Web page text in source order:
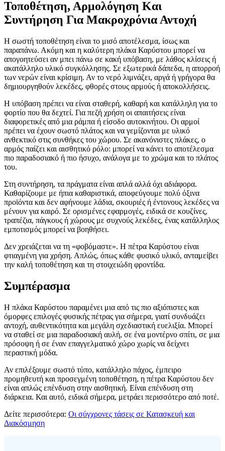
Τοποθέτηση, Αρμολόγηση Και
Συντήρηση Για Μακροχρόνια Αντοχή
Η σωστή τοποθέτηση είναι το μισό αποτέλεσμα, ίσως και
παραπάνω. Ακόμη και η καλύτερη πλάκα Καρύστου μπορεί να
απογοητεύσει αν μπει πάνω σε κακή υπόβαση, με λάθος κλίσεις ή
ακατάλληλο υλικό συγκόλλησης. Σε εξωτερικά δάπεδα, η απορροή
των νερών είναι κρίσιμη. Αν το νερό λιμνάζει, αργά ή γρήγορα θα
δημιουργηθούν λεκέδες, φθορές στους αρμούς ή αποκολλήσεις.
Η υπόβαση πρέπει να είναι σταθερή, καθαρή και κατάλληλη για το
φορτίο που θα δεχτεί. Για πεζή χρήση οι απαιτήσεις είναι
διαφορετικές από μια ράμπα ή είσοδο αυτοκινήτου. Οι αρμοί
πρέπει να έχουν σωστό πλάτος και να γεμίζονται με υλικό
ανθεκτικό στις συνθήκες του χώρου. Σε ακανόνιστες πλάκες, ο
αρμός παίζει και αισθητικό ρόλο: μπορεί να κάνει το αποτέλεσμα
πιο παραδοσιακό ή πιο ήσυχο, ανάλογα με το χρώμα και το πλάτος
του.
Στη συντήρηση, τα πράγματα είναι απλά αλλά όχι αδιάφορα.
Καθαρίζουμε με ήπια καθαριστικά, αποφεύγουμε πολύ όξινα
προϊόντα και δεν αφήνουμε λάδια, σκουριές ή έντονους λεκέδες να
μένουν για καιρό. Σε ορισμένες εφαρμογές, ειδικά σε κουζίνες,
τραπέζια, πάγκους ή χώρους με συχνούς λεκέδες, ένας κατάλληλος
εμποτισμός μπορεί να βοηθήσει.
Δεν χρειάζεται να τη «φοβόμαστε». Η πέτρα Καρύστου είναι
φτιαγμένη για χρήση. Απλώς, όπως κάθε φυσικό υλικό, ανταμείβει
την καλή τοποθέτηση και τη στοιχειώδη φροντίδα.
Συμπέρασμα
Η πλάκα Καρύστου παραμένει μια από τις πιο αξιόπιστες και
όμορφες επιλογές φυσικής πέτρας για σήμερα, γιατί συνδυάζει
αντοχή, αυθεντικότητα και μεγάλη σχεδιαστική ευελιξία. Μπορεί
να σταθεί σε μια παραδοσιακή αυλή, σε ένα μοντέρνο σπίτι, σε μια
πρόσοψη ή σε έναν επαγγελματικό χώρο χωρίς να δείχνει
περαστική μόδα.
Αν επιλέξουμε σωστό τύπο, κατάλληλο πάχος, έμπειρο
προμηθευτή και προσεγμένη τοποθέτηση, η πέτρα Καρύστου δεν
είναι απλώς επένδυση στην αισθητική. Είναι επένδυση στη
διάρκεια. Και αυτό, ειδικά σήμερα, μετράει περισσότερο από ποτέ.
Δείτε περισσότερα: Οι σύγχρονες τάσεις σε Κατασκευή και
Διακόσμηση